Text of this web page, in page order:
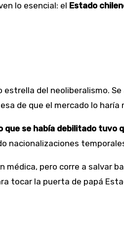
lo esencial: el Estado
del neoliberalismo.
de que el mercado lo
que se había debilitado tuvo
nacionalizaciones
pero corre a salvar
tocar la puerta de papá